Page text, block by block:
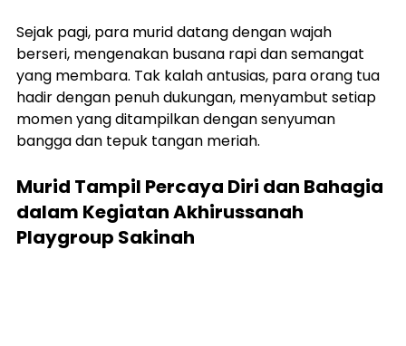
Sejak pagi, para murid datang dengan wajah
berseri, mengenakan busana rapi dan semangat
yang membara. Tak kalah antusias, para orang tua
hadir dengan penuh dukungan, menyambut setiap
momen yang ditampilkan dengan senyuman
bangga dan tepuk tangan meriah.
Murid Tampil Percaya Diri dan Bahagia
dalam Kegiatan Akhirussanah
Playgroup Sakinah